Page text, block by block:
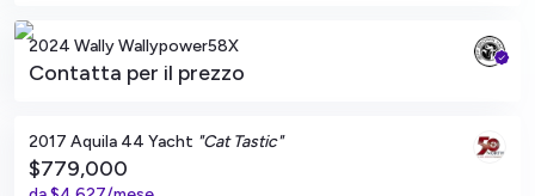
2024 Wally Wallypower58X
Contatta per il prezzo
2017 Aquila 44 Yacht "Cat Tastic"
$779,000
San Diego, California